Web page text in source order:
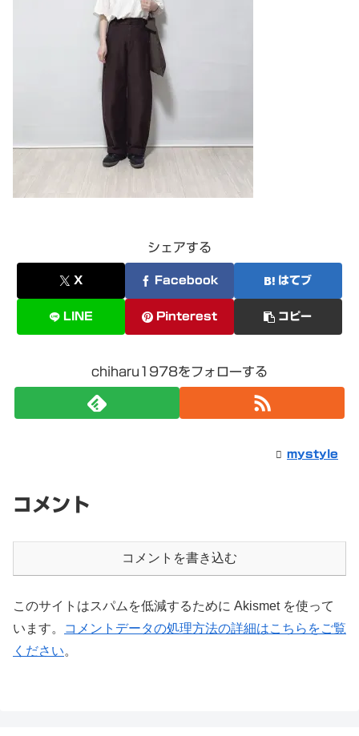
シェアする
X Facebook はてブ
LINE Pinterest コピー
chiharu1978をフォローする
mystyle
コメント
コメントを書き込む
このサイトはスパムを低減するために Akismet を使って
います。
コメントデータの処理方法の詳細はこちらをご覧
ください。